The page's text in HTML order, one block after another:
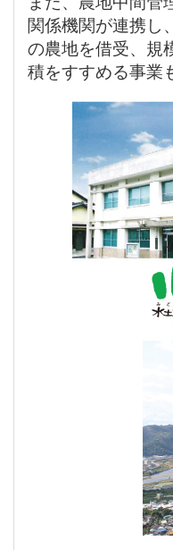
関係機関が連携し
の農地を借受、規
積をすすめる事業